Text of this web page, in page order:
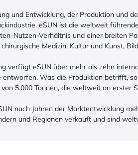
und Entwicklung, der Produktion und
eSUN ist die weltweit
Nutzen-Verhältnis und einer breiten
Medizin, Kultur und Kunst,
verfügt eSUN über mehr als zehn
Was die Produktion betrifft,
5.000 Tonnen, die weltweit an erster
nach Jahren der Marktentwicklung
und Regionen verkauft und sind